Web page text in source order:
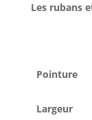
Les rubans
Pointure
Largeur